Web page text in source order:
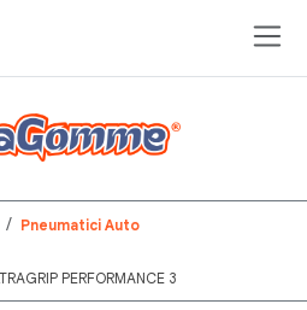
Pneumatici Auto
PERFORMANCE 3